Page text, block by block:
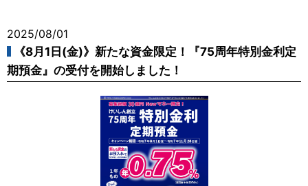
2025/08/01
《8月1日(金)》新たな資金限定！『75周年特別金利定
期預金』の受付を開始しました！